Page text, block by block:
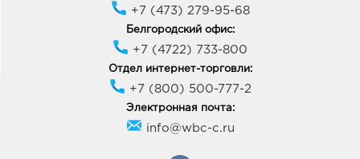
+7 (473) 279-95-68
Белгородский офис:
+7 (4722) 733-800
Отдел интернет-торговли:
+7 (800) 500-777-2
Электронная почта:
info@wbc-c.ru